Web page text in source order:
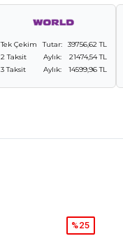
Tek Çekim Tutar:
39756,62 TL
2 Taksit
Aylık:
21474,54 TL
3 Taksit
Aylık: 14599,96 TL
%25